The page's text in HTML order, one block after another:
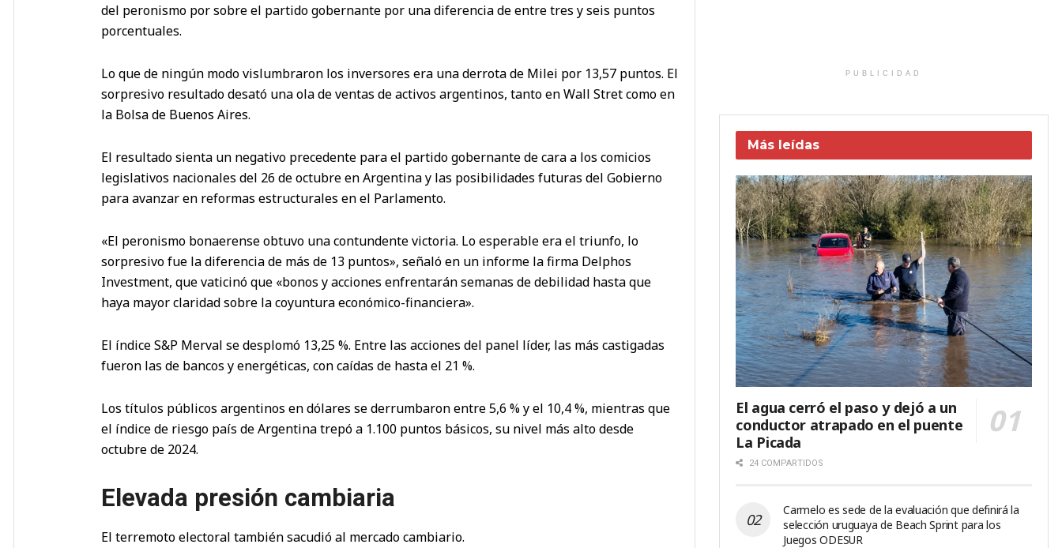
del peronismo por sobre el partido gobernante por una diferencia de entre tres y seis puntos
porcentuales.
Lo que de ningún modo vislumbraron los inversores era una derrota de Milei por 13,57 puntos. El
sorpresivo resultado desató una ola de ventas de activos argentinos, tanto en Wall Stret como en
la Bolsa de Buenos Aires.
El resultado sienta un negativo precedente para el partido gobernante de cara a los comicios
legislativos nacionales del 26 de octubre en Argentina y las posibilidades futuras del Gobierno
para avanzar en reformas estructurales en el Parlamento.
«El peronismo bonaerense obtuvo una contundente victoria. Lo esperable era el triunfo, lo
sorpresivo fue la diferencia de más de 13 puntos», señaló en un informe la firma Delphos
Investment, que vaticinó que «bonos y acciones enfrentarán semanas de debilidad hasta que
haya mayor claridad sobre la coyuntura económico-financiera».
El índice S&P Merval se desplomó 13,25 %. Entre las acciones del panel líder, las más castigadas
fueron las de bancos y energéticas, con caídas de hasta el 21 %.
Los títulos públicos argentinos en dólares se derrumbaron entre 5,6 % y el 10,4 %, mientras que
el índice de riesgo país de Argentina trepó a 1.100 puntos básicos, su nivel más alto desde
octubre de 2024.
Elevada presión cambiaria
El terremoto electoral también sacudió al mercado cambiario.
PUBLICIDAD
Más leídas
El agua cerró el paso y dejó a un
conductor atrapado en el puente
La Picada
24 COMPARTIDOS
Carmelo es sede de la evaluación que definirá la
selección uruguaya de Beach Sprint para los
Juegos ODESUR